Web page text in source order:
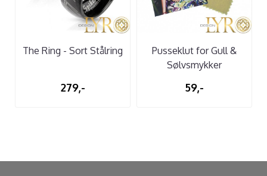
The Ring - Sort Stålring
279,-
Pusseklut for Gull &
Sølvsmykker
59,-